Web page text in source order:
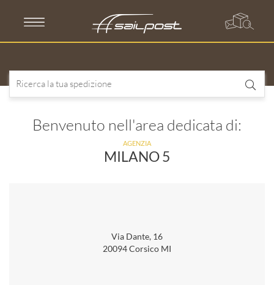
Benvenuto nell'area dedicata di:
AGENZIA
MILANO 5
Via Dante, 16
20094 Corsico MI